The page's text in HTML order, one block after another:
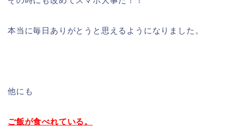
本当に毎日ありがとうと思えるようになりました。
他にも
ご飯が食べれている。